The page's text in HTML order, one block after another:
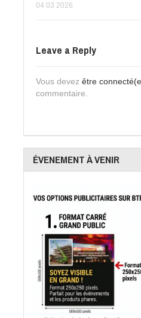
04 03 2026
Leave a Reply
Vous devez être
commentaire.
ÉVENEMENT À VENIR